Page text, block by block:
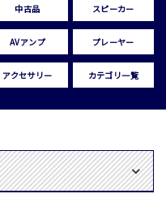
中古品 スピーカー
AVアンプ プレーヤー
アクセサリー カテゴリ一覧